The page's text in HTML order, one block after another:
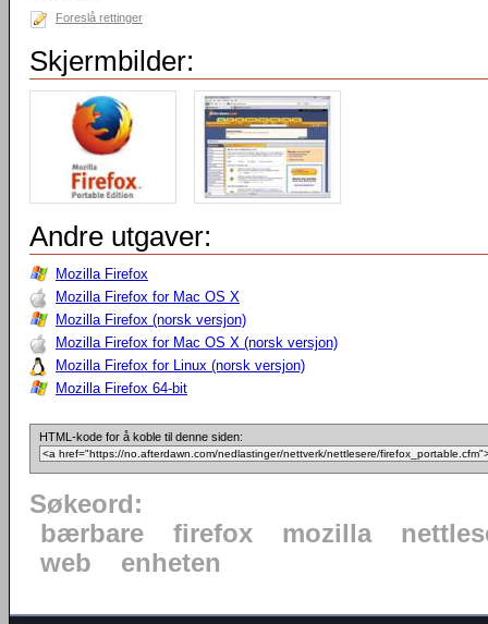
Foreslå rettinger
Skjermbilder:
Andre utgaver:
Mozilla Firefox
Mozilla Firefox for Mac OS X
Mozilla Firefox (norsk versjon)
Mozilla Firefox for Mac OS X (norsk versjon)
Mozilla Firefox for Linux (norsk versjon)
Mozilla Firefox 64-bit
HTML-kode for å koble til denne siden:
Søkeord:
bærbare
firefox mozilla
web
enheten